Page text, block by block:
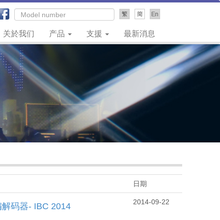
关於我们 产品 支援 最新消息
日期
码器- IBC 2014 2014-09-22